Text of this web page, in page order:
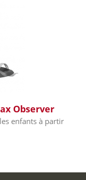
Observer
enfants à partir